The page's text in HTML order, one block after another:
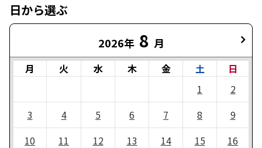
日から選ぶ
2026年 8 月
月 火 水 木 金 土
日
1
2
3
4 5 6 7 8
9
10
11 12 13 14 15
16